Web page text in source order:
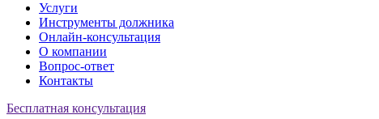
Услуги
Инструменты должника
Онлайн-консультация
О компании
Вопрос-ответ
Контакты
Бесплатная консультация